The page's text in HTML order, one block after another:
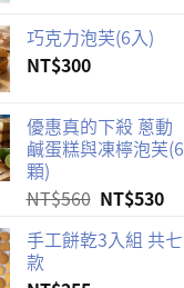
格：
巧克力泡芙(6入)
NT$300
優惠真的下殺 蔥動
鹹蛋糕與凍檸泡芙(6
顆)
NT$560 原
價
NT$530目
價
手工餅乾3入組 共七
款